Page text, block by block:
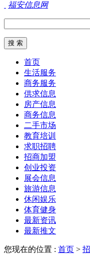
福安信息网
首页
生活服务
商务服务
供求信息
房产信息
商务信息
二手市场
教育培训
求职招聘
招商加盟
创业投资
展会信息
旅游信息
休闲娱乐
体育健身
最新资讯
最新推文
您现在的位置 : 首页 >